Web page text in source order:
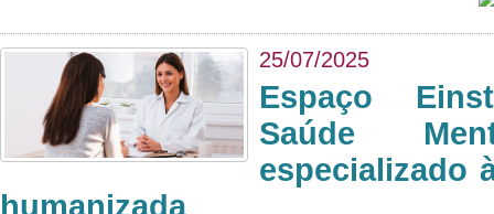
25/07/2025
Espaço
Saúde
especializado
humanizada